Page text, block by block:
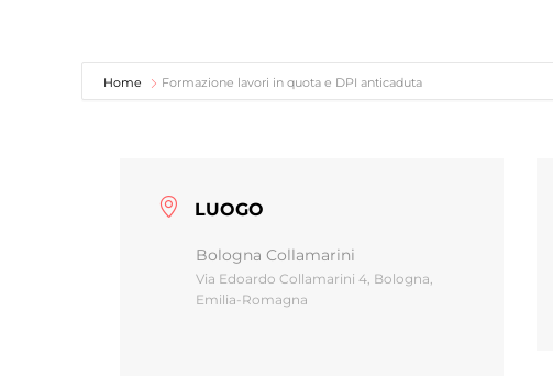
Home Formazione lavori in quota e DPI anticaduta
LUOGO
Bologna Collamarini
Via Edoardo Collamarini 4, Bologna,
Emilia-Romagna